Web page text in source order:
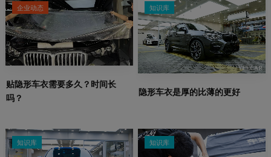
企业动态
贴隐形车衣需要多久？时间长
吗？
知识库
隐形车衣是厚的比薄的更好
知识库 知识库